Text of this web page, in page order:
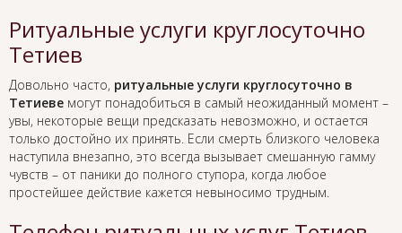
Ритуальные услуги круглосуточно
Тетиев
Довольно часто, ритуальные услуги круглосуточно в
Тетиеве могут понадобиться в самый неожиданный момент –
увы, некоторые вещи предсказать невозможно, и остается
только достойно их принять. Если смерть близкого человека
наступила внезапно, это всегда вызывает смешанную гамму
чувств – от паники до полного ступора, когда любое
простейшее действие кажется невыносимо трудным.